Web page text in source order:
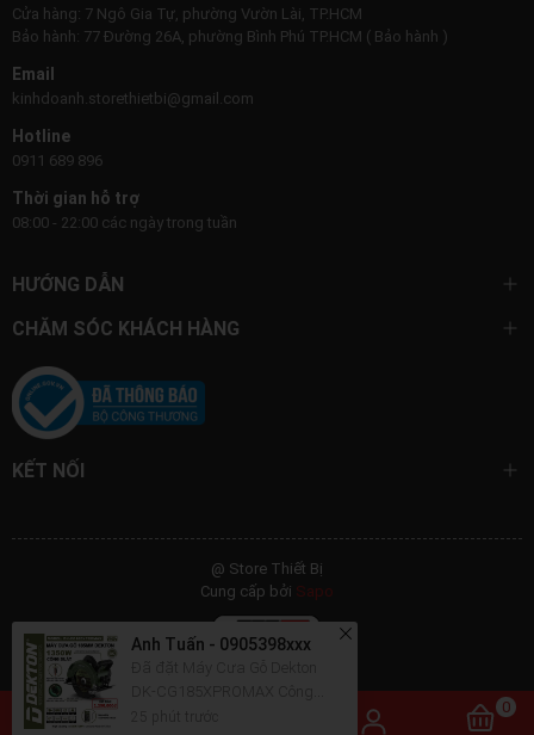
0
Cửa hàng: 7 Ngô Gia Tự, phường Vườn Lài, TP.HCM
Bảo hành: 77 Đường 26A, phường Bình Phú TP.HCM ( Bảo hành )
Email
kinhdoanh.storethietbi@gmail.com
Hotline
0911 689 896
Thời gian hỗ trợ
08:00 - 22:00 các ngày trong tuần
HƯỚNG DẪN
CHĂM SÓC KHÁCH HÀNG
KẾT NỐI
@ Store Thiết Bị
Cung cấp bởi Sapo
Đã đặt Máy Cưa Gỗ Dekton